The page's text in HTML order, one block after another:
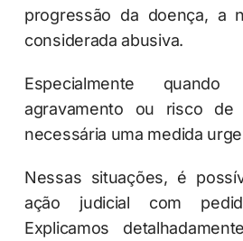
progressão da doença, a
considerada abusiva.
Especialmente
agravamento ou risco
necessária uma medida
Nessas situações, é
ação judicial com
Explicamos